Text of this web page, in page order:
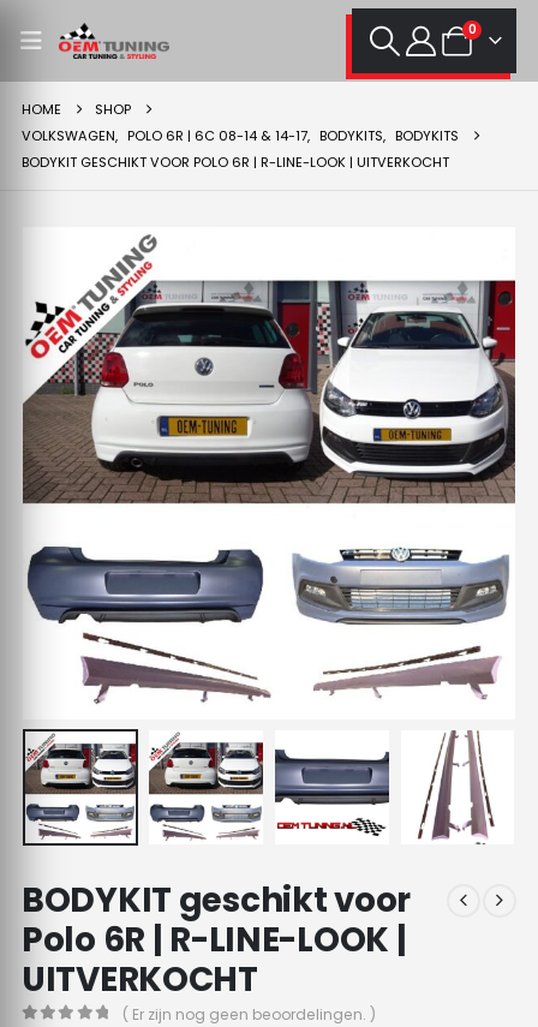
0
HOME
SHOP
VOLKSWAGEN, POLO 6R | 6C 08-14 & 14-17, BODYKITS, BODYKITS
BODYKIT GESCHIKT VOOR POLO 6R | R-LINE-LOOK | UITVERKOCHT
BODYKIT geschikt voor
Polo 6R | R-LINE-LOOK |
UITVERKOCHT
( Er zijn nog geen beoordelingen. )